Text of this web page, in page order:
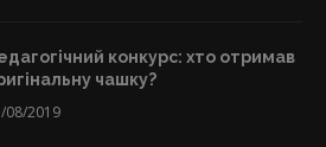
конкурс: хто отримав
чашку?
08/2019